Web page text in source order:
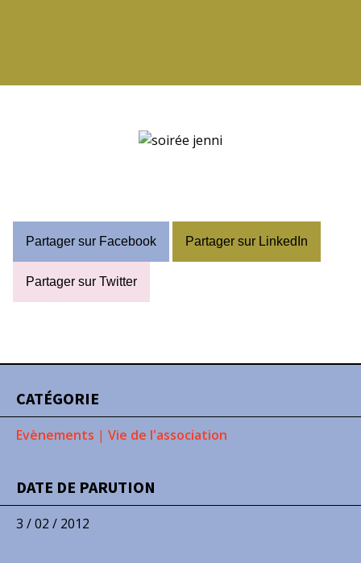
CATÉGORIE
Evènements | Vie de l'association
DATE DE PARUTION
3 / 02 / 2012
Partager sur Facebook Partager sur LinkedIn
Partager sur Twitter